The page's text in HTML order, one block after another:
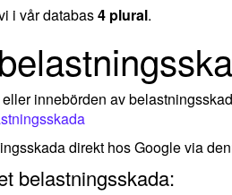
i vår databas4 plural.
innebörden av
direkt hos Google via
belastningsskada: